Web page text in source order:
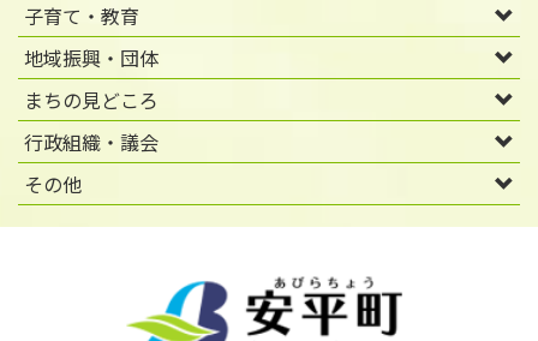
子育て・教育
地域振興・団体
まちの見どころ
行政組織・議会
その他